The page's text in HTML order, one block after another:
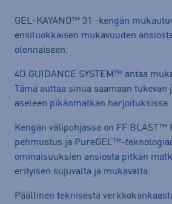
GEL-KAYANO™ 31 -kengän
ensiluokkaisen mukavuuden
olennaiseen. ​​
4D GUIDANCE SYSTEM™ antaa
Tämä auttaa sinua saamaan tukevan
aseleen pikänmatkan harjoituksissa. ​​
Kengän välipohjassa on FF BLAST™
pehmustus ja PureGEL™-
ominaisuuksien ansiosta pitkän
erityisen sujuvalta ja mukavalta.​
Päällinen teknisestä